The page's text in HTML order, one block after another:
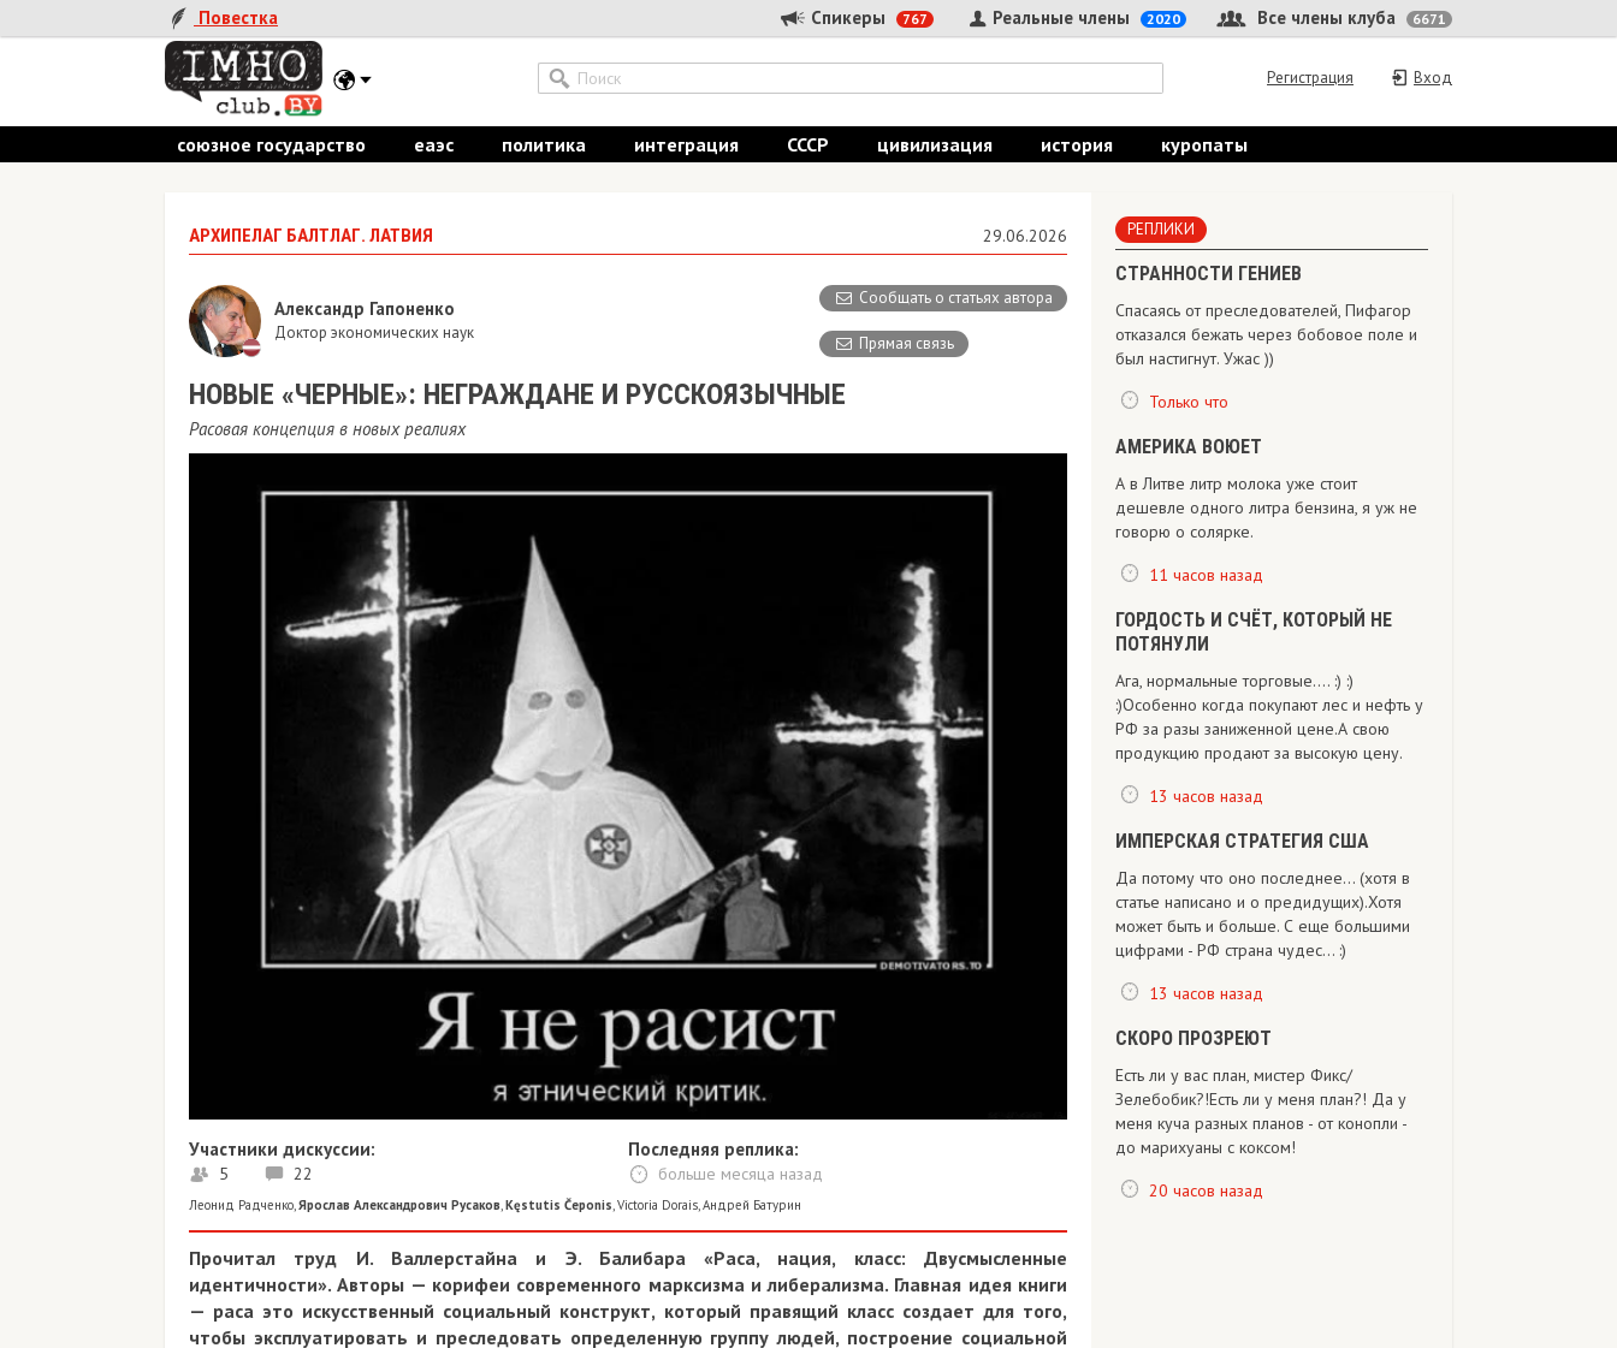
Повестка Спикеры 767 Все члены клуба 6671
Реальные члены 2020
Вход
Регистрация
союзное государство еаэс политика интеграция СССР цивилизация история куропаты
АРХИПЕЛАГ БАЛТЛАГ. ЛАТВИЯ 29.06.2026
Сообщать о статьях автора
Прямая связь
Александр Гапоненко
Доктор экономических наук
НОВЫЕ «ЧЕРНЫЕ»: НЕГРАЖДАНЕ И РУССКОЯЗЫЧНЫЕ
Расовая концепция в новых реалиях
Участники дискуссии:
5 22
Последняя реплика:
больше месяца назад
Леонид Радченко Ярослав Александрович Русаков Kęstutis Čeponis Victoria Dorais Андрей Батурин
Прочитал труд И. Валлерстайна и Э. Балибара «Раса, нация, класс: Двусмысленные
идентичности». Авторы — корифеи современного марксизма и либерализма. Главная идея книги
— раса это искусственный социальный конструкт, который правящий класс создает для того,
чтобы эксплуатировать и преследовать определенную группу людей, построение социальной
РЕПЛИКИ
СТРАННОСТИ ГЕНИЕВ
Спасаясь от преследователей, Пифагор
отказался бежать через бобовое поле и
был настигнут. Ужас ))
Только что
АМЕРИКА ВОЮЕТ
А в Литве литр молока уже стоит
дешевле одного литра бензина, я уж не
говорю о солярке.
11 часов назад
ГОРДОСТЬ И СЧЁТ, КОТОРЫЙ НЕ
ПОТЯНУЛИ
Ага, нормальные торговые.... :) :)
:)Особенно когда покупают лес и нефть у
РФ за разы заниженной цене.А свою
продукцию продают за высокую цену.
13 часов назад
ИМПЕРСКАЯ СТРАТЕГИЯ США
Да потому что оно последнее... (хотя в
статье написано и о предидущих).Хотя
может быть и больше. С еще большими
цифрами - РФ страна чудес... :)
13 часов назад
СКОРО ПРОЗРЕЮТ
Есть ли у вас план, мистер Фикс/
Зелебобик?!Есть ли у меня план?! Да у
меня куча разных планов - от конопли -
до марихуаны с коксом!
20 часов назад